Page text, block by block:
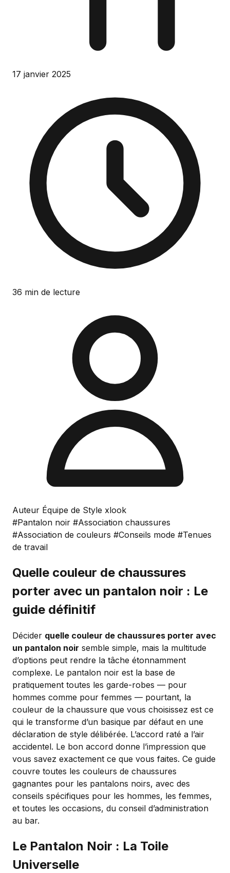
17 janvier 2025
36 min de lecture
Auteur Équipe de Style xlook
#Pantalon noir #Association chaussures
#Association de couleurs #Conseils mode #Tenues
de travail
Quelle couleur de chaussures
porter avec un pantalon noir : Le
guide définitif
Décider quelle couleur de chaussures porter avec
un pantalon noir semble simple, mais la multitude
d’options peut rendre la tâche étonnamment
complexe. Le pantalon noir est la base de
pratiquement toutes les garde-robes — pour
hommes comme pour femmes — pourtant, la
couleur de la chaussure que vous choisissez est ce
qui le transforme d’un basique par défaut en une
déclaration de style délibérée. L’accord raté a l’air
accidentel. Le bon accord donne l’impression que
vous savez exactement ce que vous faites. Ce guide
couvre toutes les couleurs de chaussures
gagnantes pour les pantalons noirs, avec des
conseils spécifiques pour les hommes, les femmes,
et toutes les occasions, du conseil d’administration
au bar.
Le Pantalon Noir : La Toile
Universelle